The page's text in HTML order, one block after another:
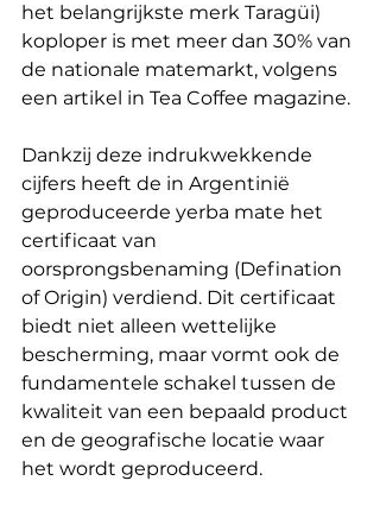
het belangrijkste merk Taragüi)
koploper is met meer dan 30% van
de nationale matemarkt, volgens
een artikel in Tea Coffee magazine.
Dankzij deze indrukwekkende
cijfers heeft de in Argentinië
geproduceerde yerba mate het
certificaat van
oorsprongsbenaming (Defination
of Origin) verdiend. Dit certificaat
biedt niet alleen wettelijke
bescherming, maar vormt ook de
fundamentele schakel tussen de
kwaliteit van een bepaald product
en de geografische locatie waar
het wordt geproduceerd.